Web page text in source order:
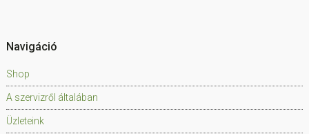
Navigáció
Shop
A szervizről általában
Üzleteink